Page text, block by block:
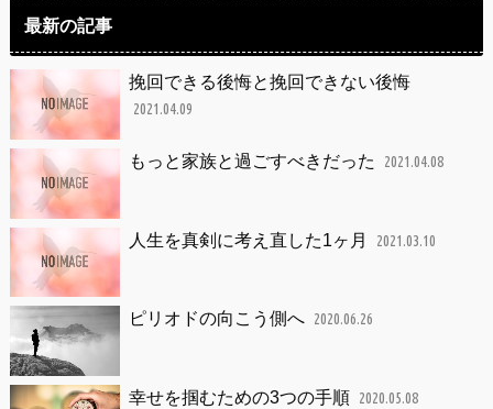
最新の記事
挽回できる後悔と挽回できない後悔
2021.04.09
もっと家族と過ごすべきだった 2021.04.08
人生を真剣に考え直した1ヶ月 2021.03.10
ピリオドの向こう側へ 2020.06.26
幸せを掴むための3つの手順 2020.05.08